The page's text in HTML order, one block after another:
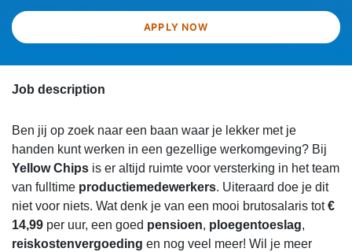
APPLY NOW
Job description
Ben jij op zoek naar een baan waar je lekker met je
handen kunt werken in een gezellige werkomgeving? Bij
Yellow Chips is er altijd ruimte voor versterking in het team
van fulltime productiemedewerkers. Uiteraard doe je dit
niet voor niets. Wat denk je van een mooi brutosalaris tot€
14,99 per uur, een goed pensioen, ploegentoeslag,
reiskostenvergoeding en nog veel meer! Wil je meer